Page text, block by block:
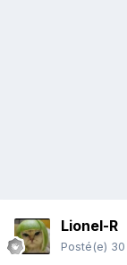
Lionel-R
Posté(e)